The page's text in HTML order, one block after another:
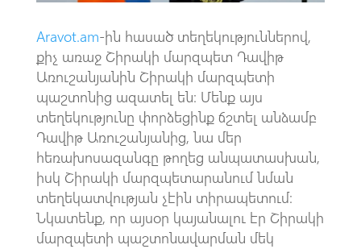
Aravot.am-ին հասած տեղեկություններով,
քիչ առաջ Շիրակի մարզպետ Դավիթ
Առուշանյանին Շիրակի մարզպետի
պաշտոնից ազատել են։ Մենք այս
տեղեկությունը փորձեցինք ճշտել անձամբ
Դավիթ Առուշանյանից, նա մեր
հեռախոսազանգը թողեց անպատասխան,
իսկ Շիրակի մարզպետարանում նման
տեղեկատվության չէին տիրապետում։
Նկատենք, որ այսօր կայանալու էր Շիրակի
մարզպետի պաշտոնավարման մեկ